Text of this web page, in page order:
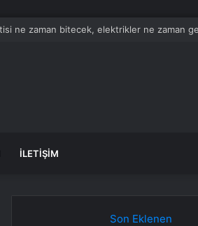
İLETIŞIM
Son Eklenen